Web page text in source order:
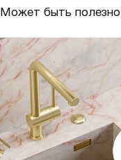
Может быть полезно